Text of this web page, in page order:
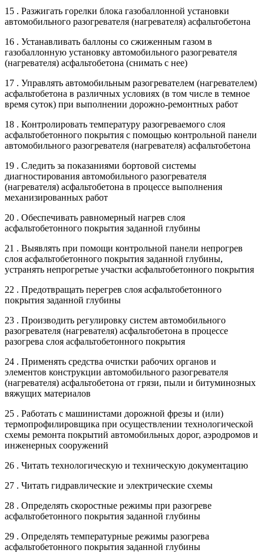
15 . Разжигать горелки блока газобаллонной установки
автомобильного разогревателя (нагревателя) асфальтобетона
16 . Устанавливать баллоны со сжиженным газом в
газобаллонную установку автомобильного разогревателя
(нагревателя) асфальтобетона (снимать с нее)
17 . Управлять автомобильным разогревателем (нагревателем)
асфальтобетона в различных условиях (в том числе в темное
время суток) при выполнении дорожно-ремонтных работ
18 . Контролировать температуру разогреваемого слоя
асфальтобетонного покрытия с помощью контрольной панели
автомобильного разогревателя (нагревателя) асфальтобетона
19 . Следить за показаниями бортовой системы
диагностирования автомобильного разогревателя
(нагревателя) асфальтобетона в процессе выполнения
механизированных работ
20 . Обеспечивать равномерный нагрев слоя
асфальтобетонного покрытия заданной глубины
21 . Выявлять при помощи контрольной панели непрогрев
слоя асфальтобетонного покрытия заданной глубины,
устранять непрогретые участки асфальтобетонного покрытия
22 . Предотвращать перегрев слоя асфальтобетонного
покрытия заданной глубины
23 . Производить регулировку систем автомобильного
разогревателя (нагревателя) асфальтобетона в процессе
разогрева слоя асфальтобетонного покрытия
24 . Применять средства очистки рабочих органов и
элементов конструкции автомобильного разогревателя
(нагревателя) асфальтобетона от грязи, пыли и битуминозных
вяжущих материалов
25 . Работать с машинистами дорожной фрезы и (или)
термопрофилировщика при осуществлении технологической
схемы ремонта покрытий автомобильных дорог, аэродромов и
инженерных сооружений
26 . Читать технологическую и техническую документацию
27 . Читать гидравлические и электрические схемы
28 . Определять скоростные режимы при разогреве
асфальтобетонного покрытия заданной глубины
29 . Определять температурные режимы разогрева
асфальтобетонного покрытия заданной глубины